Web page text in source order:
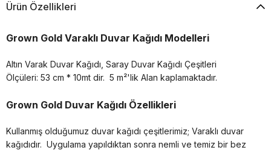
Ürün Özellikleri
Grown Gold Varaklı Duvar Kağıdı Modelleri
Altın Varak Duvar Kağıdı, Saray Duvar Kağıdı Çeşitleri
Ölçüleri: 53 cm * 10mt dir. 5 m²'lik Alan kaplamaktadır.
Grown Gold Duvar Kağıdı Özellikleri
Kullanmış olduğumuz duvar kağıdı çeşitlerimiz; Varaklı duvar
kağıdıdır. Uygulama yapıldıktan sonra nemli ve temiz bir bez